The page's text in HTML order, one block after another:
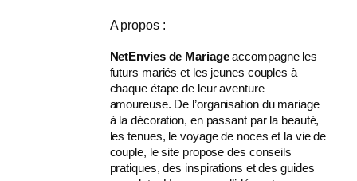
e
c
h
e
r
A propos :
NetEnvies de Mariageaccompagne les
futurs mariés et les jeunes couples à
chaque étape de leur aventure
amoureuse. De l’organisation du mariage
à la décoration, en passant par la beauté,
les tenues, le voyage de noces et la vie de
couple, le site propose des conseils
pratiques, des inspirations et des guides